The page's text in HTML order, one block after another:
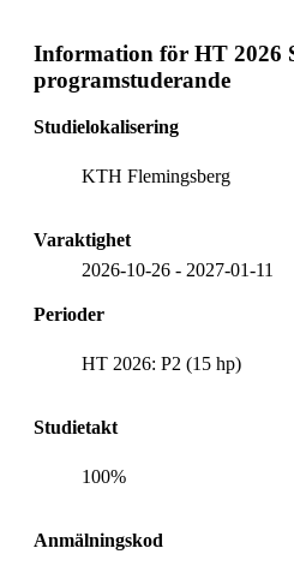
Information för HT 2026
programstuderande
Studielokalisering
KTH Flemingsberg
Varaktighet
2026-10-26 - 2027-01-11
Perioder
HT 2026: P2 (15 hp)
Studietakt
100%
Anmälningskod